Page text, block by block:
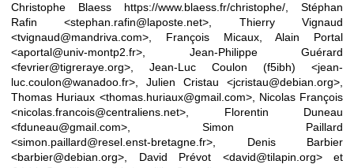
Christophe Blaess https://www.blaess.fr/christophe/, Stéphan
Rafin <stephan.rafin@laposte.net>, Thierry Vignaud
<tvignaud@mandriva.com>, François Micaux, Alain Portal
<aportal@univ-montp2.fr>, Jean-Philippe Guérard
<fevrier@tigreraye.org>, Jean-Luc Coulon (f5ibh) <jean-
luc.coulon@wanadoo.fr>, Julien Cristau <jcristau@debian.org>,
Thomas Huriaux <thomas.huriaux@gmail.com>, Nicolas François
<nicolas.francois@centraliens.net>, Florentin Duneau
<fduneau@gmail.com>, Simon Paillard
<simon.paillard@resel.enst-bretagne.fr>, Denis Barbier
<barbier@debian.org>, David Prévot <david@tilapin.org> et